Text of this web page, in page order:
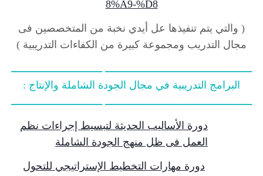
( والتي يتم تنفيذها عل أيدي نخبة من المتخصصين فى
مجال التدريب ومجموعة كبيرة من الكفاءات التدريبية )
ــــــــــــــــــــــــــــــــــــــــــــــــــ ـــــــــــــــــــــــــــــــ
البرامج التدريبية في مجال الجودة الشاملة والإنتاج :
ــــــــــــــــــــــــــــــــــــــــــــــــــ ـــــــــــــــــــــــــــــــ
دورة الأساليب الحديثة لتبسيط إجراءات نظم
العمل فى ظل منهج الجودة الشاملة
دورة مهارات التخطيط الإستراتيجي للتحول